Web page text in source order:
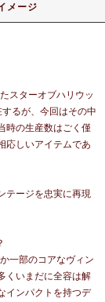
メージ
スターオブハリウッ
るが、今回はその中
時の生産数はごく僅
応しいアイテムであ
テージを忠実に再現
一部のコアなヴィン
くいまだに全容は解
インパクトを持つデ